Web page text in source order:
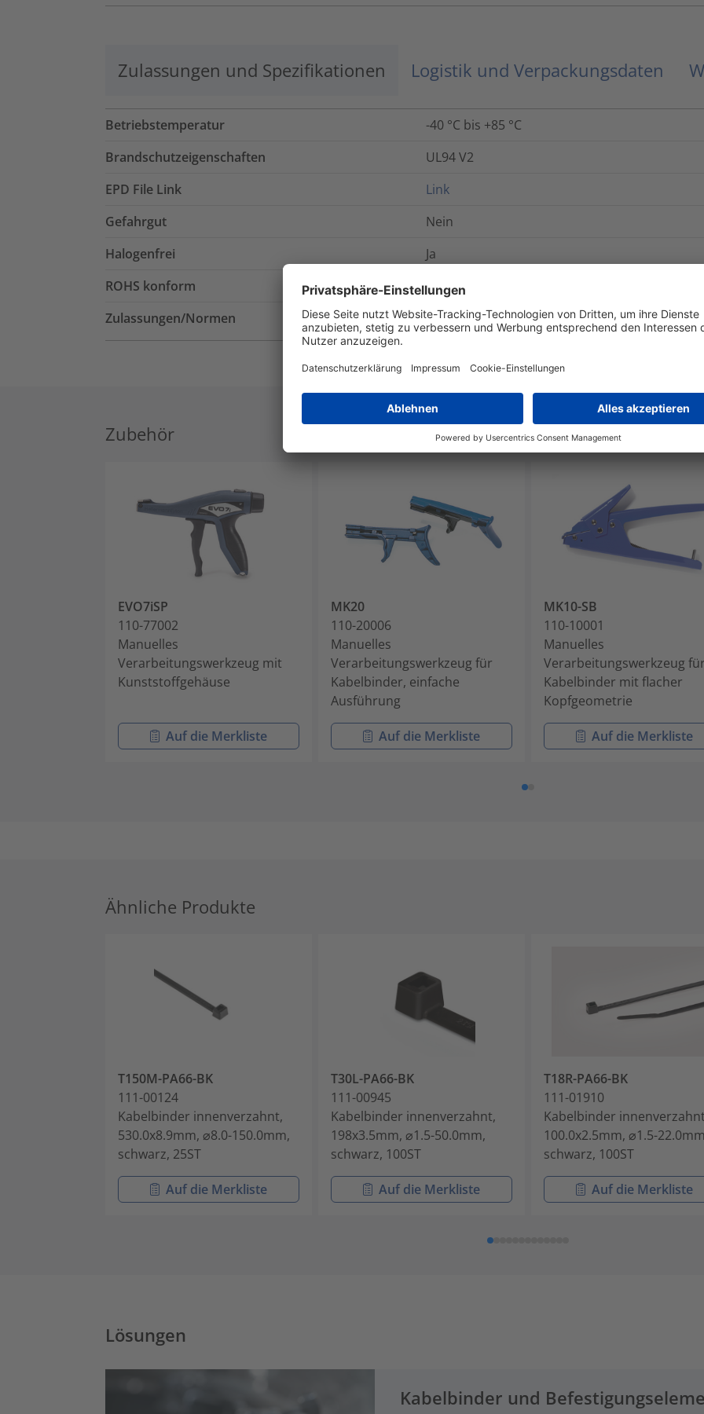
Zulassungen und Spezifikationen Logistik und Verpackungsdaten
Betriebstemperatur
-40 °C bis +85 °C
Brandschutzeigenschaften
UL94 V2
EPD File Link
Link
Gefahrgut
Nein
Halogenfrei
Ja
ROHS konform
Ja
Zulassungen/Normen
Zubehör
EVO7iSP
110-77002
Manuelles
Verarbeitungswerkzeug mit
Kunststoffgehäuse
Auf die Merkliste
MK20
110-20006
Manuelles
Verarbeitungswerkzeug für
Kabelbinder, einfache
Ausführung
Auf die Merkliste
MK10-SB
110-10001
Manuelles
Verarbeitungswerkzeug für
Kabelbinder mit flacher
Kopfgeometrie
Auf die Merkliste
Ähnliche Produkte
T150M-PA66-BK
111-00124
Kabelbinder innenverzahnt,
530.0x8.9mm, ⌀8.0-150.0mm,
schwarz, 25ST
Auf die Merkliste
T30L-PA66-BK
111-00945
Kabelbinder innenverzahnt,
198x3.5mm, ⌀1.5-50.0mm,
schwarz, 100ST
Auf die Merkliste
T18R-PA66-BK
111-01910
Kabelbinder
100.0x2.5mm, ⌀1.5-
schwarz, 100ST
Auf die Merkliste
Lösungen
Kabelbinder und